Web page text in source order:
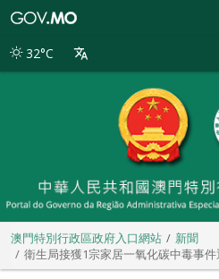
別
32°C
澳門特別行政區政府入口網站
新聞
衛生局接獲1宗家居一氧化碳中毒事件